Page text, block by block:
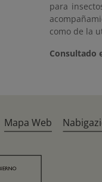
para
como de la
Consultado
Mapa Web